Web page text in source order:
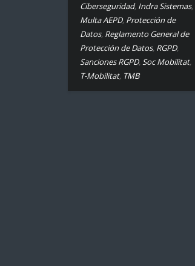
Ciberseguridad, Indra Sistemas,
Multa AEPD, Protección de
Datos, Reglamento General de
Protección de Datos, RGPD,
Sanciones RGPD,Soc Mobilitat,
T-Mobilitat, TMB